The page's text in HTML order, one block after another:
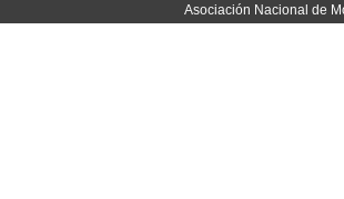
Asociación Nacional de